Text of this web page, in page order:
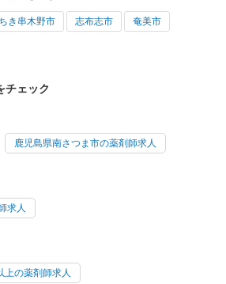
き串木野市 志布志市 奄美市
チェック
鹿児島県南さつま市の薬剤師求人
求人
上の薬剤師求人